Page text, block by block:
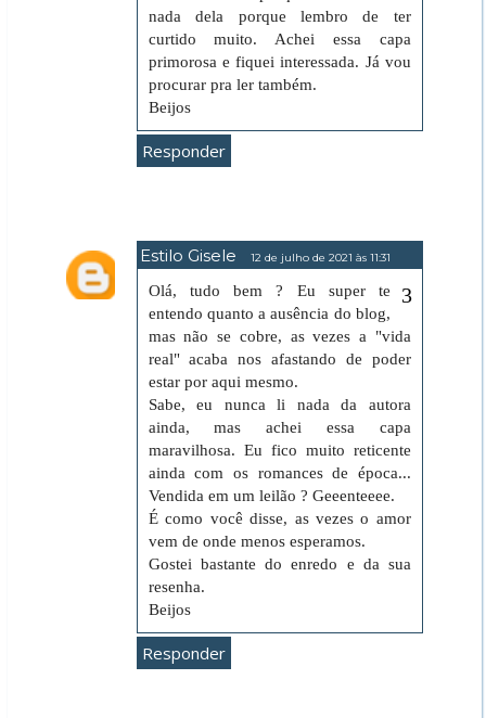
nada dela porque lembro de ter
curtido muito. Achei essa capa
primorosa e fiquei interessada. Já vou
procurar pra ler também.
Beijos
Responder
Estilo Gisele 12 de julho de 2021 às 11:31
Olá, tudo bem ? Eu super te
entendo quanto a ausência do blog,
mas não se cobre, as vezes a "vida
real" acaba nos afastando de poder
estar por aqui mesmo.
Sabe, eu nunca li nada da autora
ainda, mas achei essa capa
maravilhosa. Eu fico muito reticente
ainda com os romances de época...
Vendida em um leilão ? Geeenteeee.
É como você disse, as vezes o amor
vem de onde menos esperamos.
Gostei bastante do enredo e da sua
resenha.
Beijos
Responder